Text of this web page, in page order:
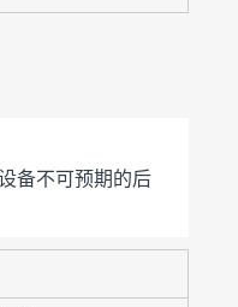
备不可预期的后